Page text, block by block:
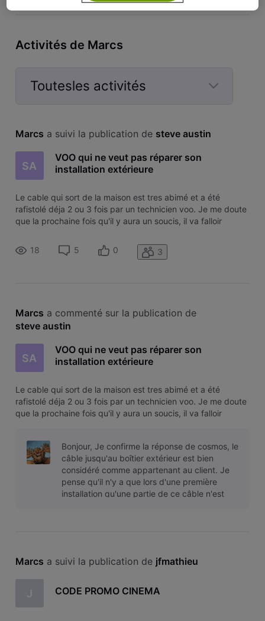
Activités de Marcs
Toutesles activités
Toutesles
activités
Marcs a suivi la publication de steve austin
SA
VOO qui ne veut pas réparer son
installation extérieure
Le cable qui sort de la maison est tres abimé et a été
rafistolé déja 2 ou 3 fois par un technicien voo. Je me doute
que la prochaine fois qu'il y aura un soucis, il va falloir
force de rafistoler, le cable devient très court, il va falloir l
18 5 0 3
Marcs a commenté sur la publication de
steve austin
SA
VOO qui ne veut pas réparer son
installation extérieure
Le cable qui sort de la maison est tres abimé et a été
rafistolé déja 2 ou 3 fois par un technicien voo. Je me doute
que la prochaine fois qu'il y aura un soucis, il va falloir
Bonjour, Je confirme la réponse de cosmos, le
câble jusqu'au boîtier extérieur est bien
considéré comme appartenant au client. Je
pense qu'il n'y a que lors d'une première
installation qu'une partie de ce câble n'est
Marcs a suivi la publication de jfmathieu
J CODE PROMO CINEMA